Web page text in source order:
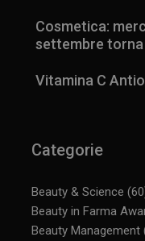
Cosmetica:
settembre torna
Vitamina C
Categorie
Beauty & Science
Beauty in Farma
Beauty Management